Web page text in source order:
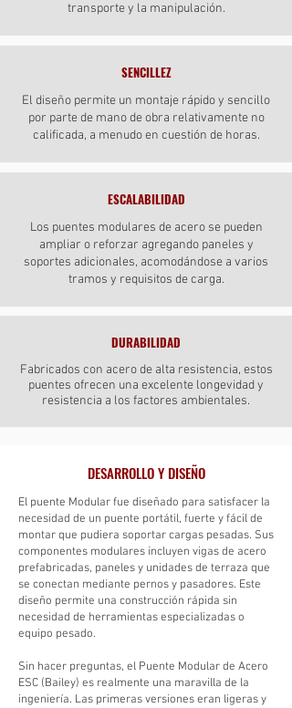
transporte y la manipulación.
SENCILLEZ
El diseño permite un montaje rápido y sencillo
por parte de mano de obra relativamente no
calificada, a menudo en cuestión de horas.
ESCALABILIDAD
Los puentes modulares de acero se pueden
ampliar o reforzar agregando paneles y
soportes adicionales, acomodándose a varios
tramos y requisitos de carga.
DURABILIDAD
Fabricados con acero de alta resistencia, estos
puentes ofrecen una excelente longevidad y
resistencia a los factores ambientales.
DESARROLLO Y DISEÑO
El puente Modular fue diseñado para satisfacer la
necesidad de un puente portátil, fuerte y fácil de
montar que pudiera soportar cargas pesadas. Sus
componentes modulares incluyen vigas de acero
prefabricadas, paneles y unidades de terraza que
se conectan mediante pernos y pasadores. Este
diseño permite una construcción rápida sin
necesidad de herramientas especializadas o
equipo pesado.
Sin hacer preguntas, el Puente Modular de Acero
ESC (Bailey) es realmente una maravilla de la
ingeniería. Las primeras versiones eran ligeras y